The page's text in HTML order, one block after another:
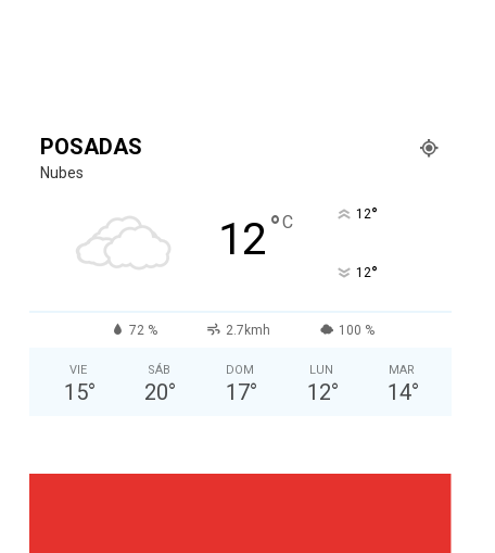
POSADAS
Nubes
12°C 12°
12°
72 % 2.7kmh 100 %
VIE
15°
SÁB
20°
DOM
17°
LUN
12°
MAR
14°